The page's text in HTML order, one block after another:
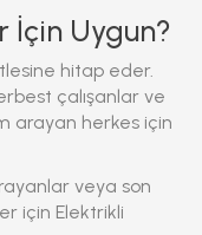
İçin Uygun?
hitap eder.
çalışanlar ve
arayan herkes için
veya son
için Elektrikli